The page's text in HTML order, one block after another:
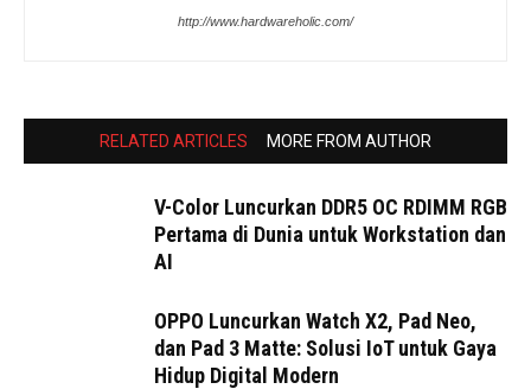
http://www.hardwareholic.com/
RELATED ARTICLES MORE FROM AUTHOR
V-Color Luncurkan DDR5 OC RDIMM RGB
Pertama di Dunia untuk Workstation dan
AI
OPPO Luncurkan Watch X2, Pad Neo,
dan Pad 3 Matte: Solusi IoT untuk Gaya
Hidup Digital Modern